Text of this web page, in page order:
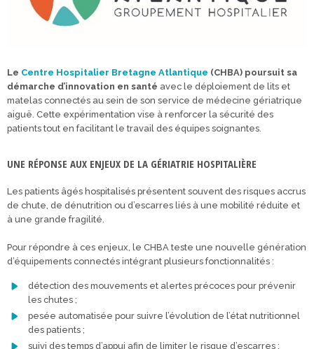
Le Centre Hospitalier Bretagne Atlantique (CHBA) poursuit sa
démarche d’innovation en santé avec le déploiement de lits et
matelas connectés au sein de son service de médecine gériatrique
aiguë. Cette expérimentation vise à renforcer la sécurité des
patients tout en facilitant le travail des équipes soignantes.
UNE RÉPONSE AUX ENJEUX DE LA GÉRIATRIE HOSPITALIÈRE
Les patients âgés hospitalisés présentent souvent des risques accrus
de chute, de dénutrition ou d’escarres liés à une mobilité réduite et
à une grande fragilité.
Pour répondre à ces enjeux, le CHBA teste une nouvelle génération
d’équipements connectés intégrant plusieurs fonctionnalités :
détection des mouvements et alertes précoces pour prévenir
les chutes ;
pesée automatisée pour suivre l’évolution de l’état nutritionnel
des patients ;
suivi des temps d’appui afin de limiter le risque d’escarres ;